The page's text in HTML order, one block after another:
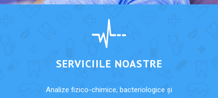
SERVICIILE NOASTRE
Analize fizico-chimice, bacteriologice și